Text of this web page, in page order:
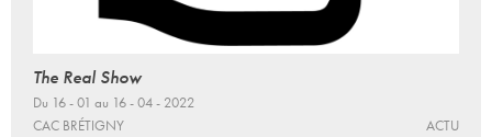
The Real Show
Du 16 - 01 au 16 - 04 - 2022
CAC BRÉTIGNY
ACTU